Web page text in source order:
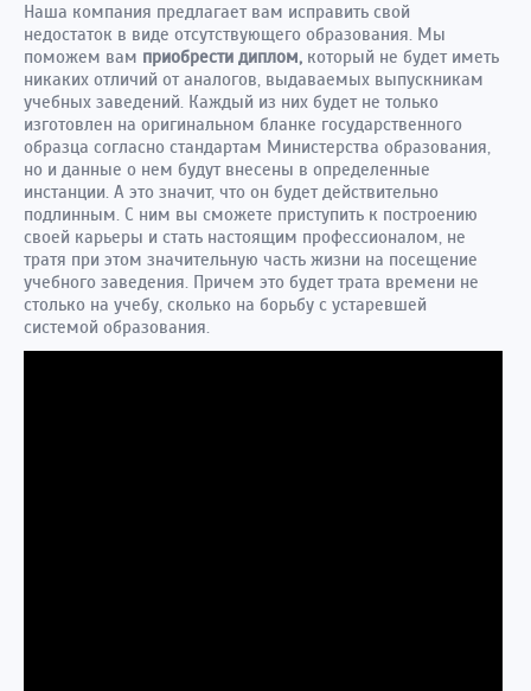
Наша компания предлагает вам исправить свой
недостаток в виде отсутствующего образования. Мы
поможем вам приобрести диплом, который не будет иметь
никаких отличий от аналогов, выдаваемых выпускникам
учебных заведений. Каждый из них будет не только
изготовлен на оригинальном бланке государственного
образца согласно стандартам Министерства образования,
но и данные о нем будут внесены в определенные
инстанции. А это значит, что он будет действительно
подлинным. С ним вы сможете приступить к построению
своей карьеры и стать настоящим профессионалом, не
тратя при этом значительную часть жизни на посещение
учебного заведения. Причем это будет трата времени не
столько на учебу, сколько на борьбу с устаревшей
системой образования.